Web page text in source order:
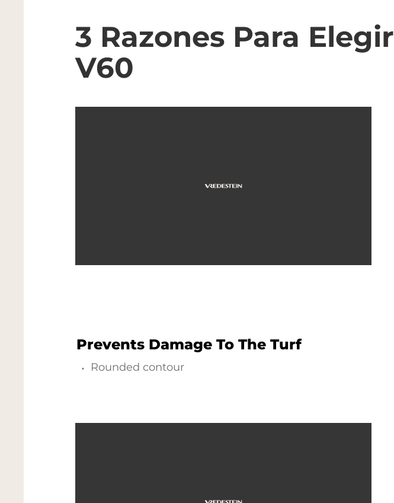
3 Razones Para Elegir
V60
Prevents Damage To The Turf
Rounded contour